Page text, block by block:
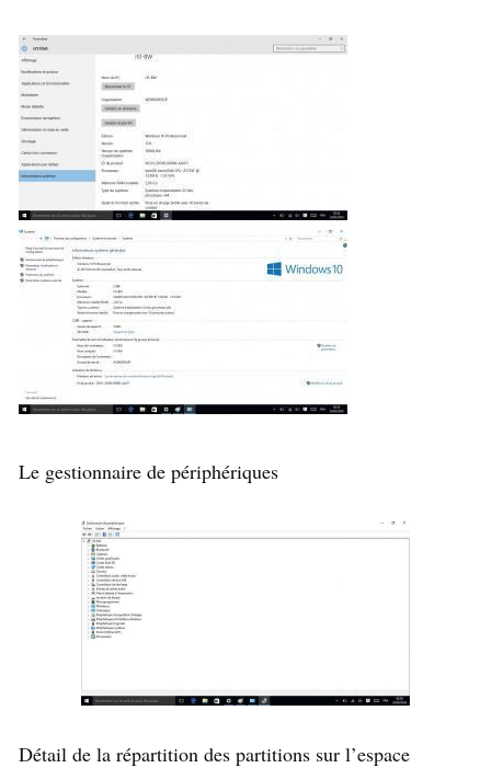
Le gestionnaire de périphériques
Détail de la répartition des partitions sur l’espace